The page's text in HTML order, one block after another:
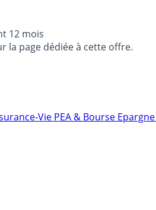
12 mois
la page dédiée à cette offre.
Vie PEA & Bourse